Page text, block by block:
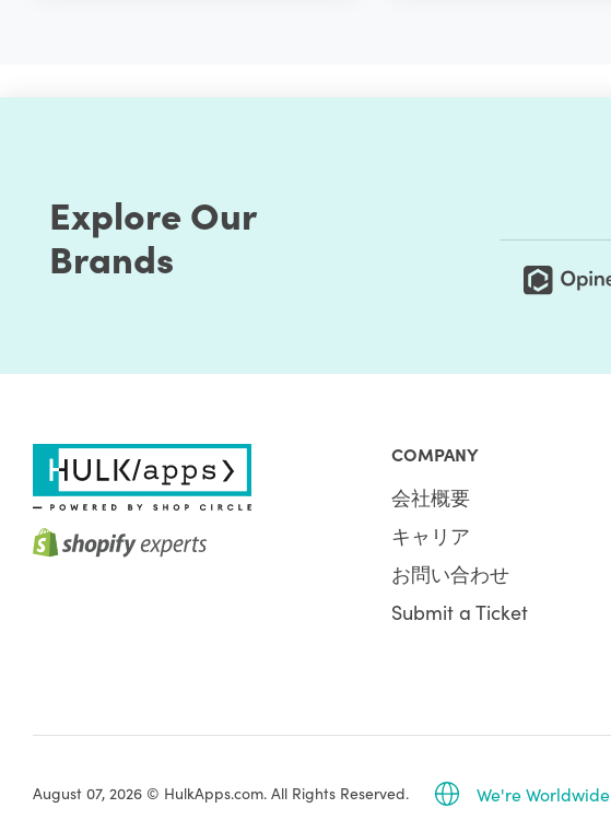
Explore Our
Brands
COMPANY
会社概要
キャリア
お問い合わせ
Submit a Ticket
August 07, 2026 © HulkApps.com. All Rights Reserved. We're Worldwide